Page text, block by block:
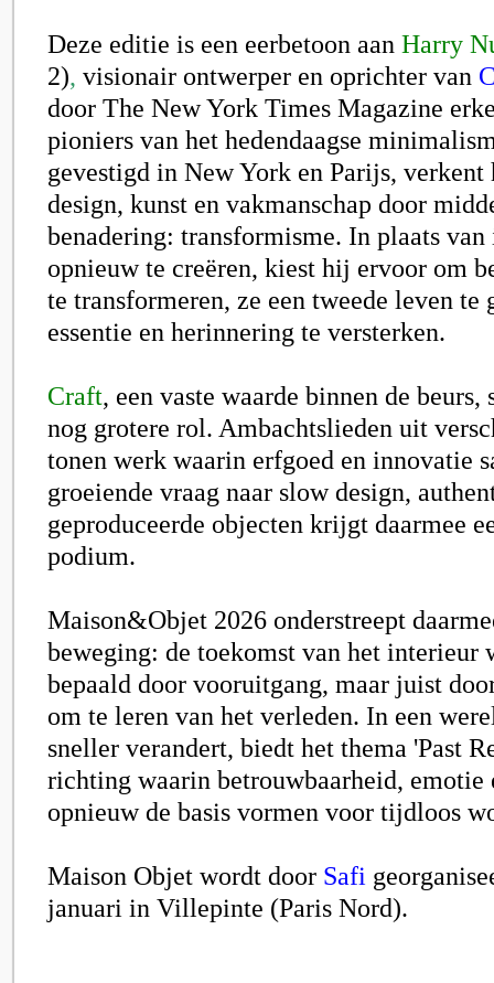
Deze editie is een eerbetoon aan Harry
2), visionair ontwerper en oprichter van
door The New York Times Magazine
pioniers van het hedendaagse
gevestigd in New York en Parijs,
design, kunst en vakmanschap door
benadering: transformisme. In plaats van
opnieuw te creëren, kiest hij ervoor om
te transformeren, ze een tweede leven te
essentie en herinnering te versterken.
Craft, een vaste waarde binnen de beurs,
nog grotere rol. Ambachtslieden uit
tonen werk waarin erfgoed en innovatie
groeiende vraag naar slow design,
geproduceerde objecten krijgt daarmee
podium.
Maison&Objet 2026 onderstreept
beweging: de toekomst van het interieur
bepaald door vooruitgang, maar juist
om te leren van het verleden. In een
sneller verandert, biedt het thema 'Past
richting waarin betrouwbaarheid, emotie
opnieuw de basis vormen voor tijdloos
Maison Objet wordt door Safi
januari in Villepinte (Paris Nord).